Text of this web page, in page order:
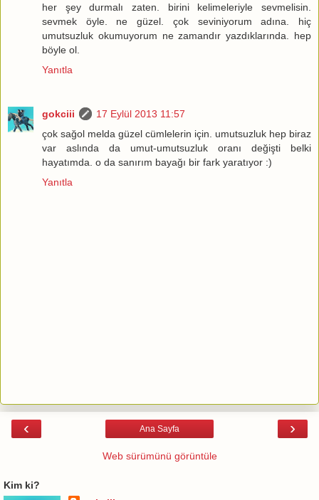
her şey durmalı zaten. birini kelimeleriyle sevmelisin.
sevmek öyle. ne güzel. çok seviniyorum adına. hiç
umutsuzluk okumuyorum ne zamandır yazdıklarında. hep
böyle ol.
Yanıtla
gokciii
17 Eylül 2013 11:57
çok sağol melda güzel cümlelerin için. umutsuzluk hep biraz
var aslında da umut-umutsuzluk oranı değişti belki
hayatımda. o da sanırım bayağı bir fark yaratıyor :)
Yanıtla
‹ ›
Ana Sayfa
Web sürümünü görüntüle
Kim ki?